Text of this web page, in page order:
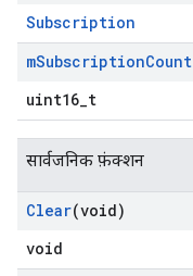
Subscription
mSubscriptionCount
uint16_t
सार्वजनिक फ़ंक्शन
Clear(void)
void